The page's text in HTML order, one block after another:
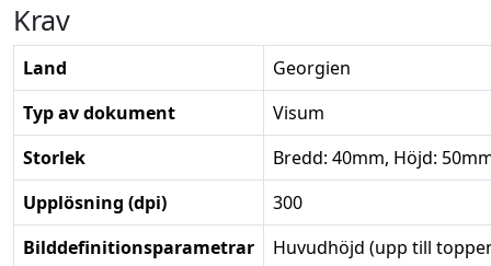
Krav
Land
Georgien
Typ av dokument
Visum
Storlek
Bredd: 40mm, Höjd:
Upplösning (dpi)
300
Bilddefinitionsparametrar
Huvudhöjd (upp till